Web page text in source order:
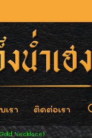
เรา ติดต่อเรา
Necklace)